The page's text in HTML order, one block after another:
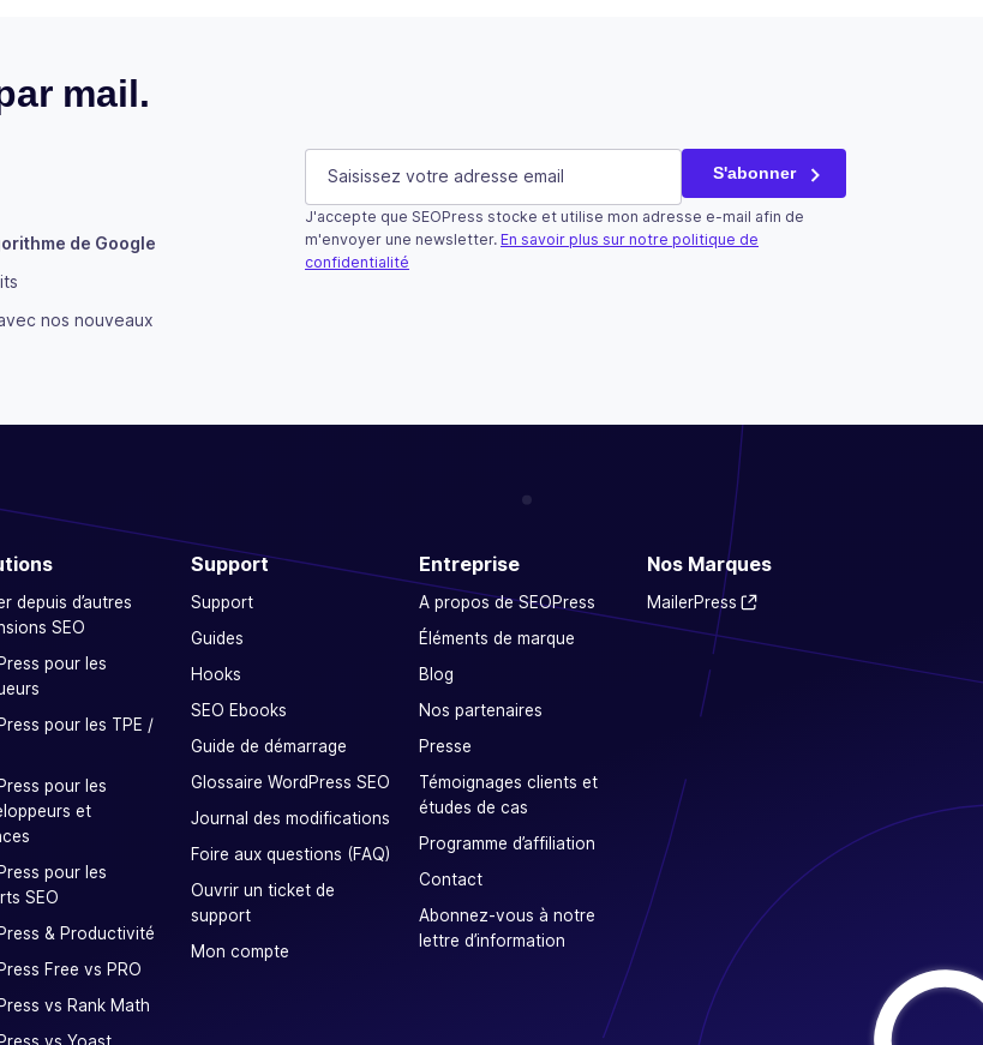
mail.
de Google
nos nouveaux
Comments
Ce champ n’est utilisé qu’à des fins de validation et devrait rester inchangé.
E-mail (Nécessaire) S'abonner
J'accepte que SEOPress stocke et utilise mon adresse e-mail afin de
m'envoyer une newsletter. En savoir plus sur notre politique de
confidentialité
depuis d’autres
SEO
pour les
pour les TPE /
pour les
et
pour les
SEO
& Productivité
Free vs PRO
vs Rank Math
Support
Support
Guides
Hooks
SEO Ebooks
Guide de démarrage
Glossaire WordPress SEO
Journal des modifications
Foire aux questions (FAQ)
Ouvrir un ticket de
support
Mon compte
Entreprise
A propos de SEOPress
Éléments de marque
Blog
Nos partenaires
Presse
Témoignages clients et
études de cas
Programme d’affiliation
Contact
Abonnez-vous à notre
lettre d’information
Nos Marques
MailerPress